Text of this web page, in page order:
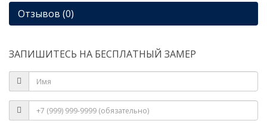
Отзывов (0)
ЗАПИШИТЕСЬ НА БЕСПЛАТНЫЙ ЗАМЕР